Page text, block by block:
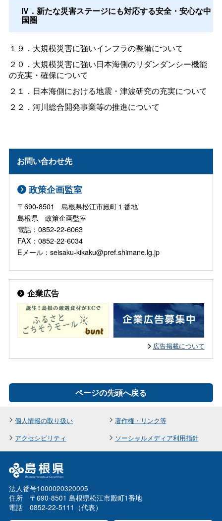
IV．新たな災害ステージにも対応する安全・安心な中
国圏
１９．大規模災害に強いインフラの整備について
２０．大規模災害に強い日本海側のリダンダンシー機能
の充実・確保について
２１．日本海側における地震・津波研究の充実について
２２．河川総合開発事業等の推進について
お問い合わせ先
政策企画監室
〒690-8501 島根県松江市殿町１番地
島根県 政策企画監室
電話：0852-22-6063
FAX：0852-22-6034
Eメール：seisaku-kikaku@pref.shimane.lg.jp
企業広告
広告掲載について
ページの先頭へ戻る
個人情報の取り扱い
著作権・リンク等
アクセシビリティ
ソーシャルメディア利用指針
法人番号1000020320005
住所 〒690-8501 島根県松江市殿町1番地
電話 0852-22-5111（代表）